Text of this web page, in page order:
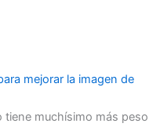
mejorar la imagen de
tiene muchísimo más peso